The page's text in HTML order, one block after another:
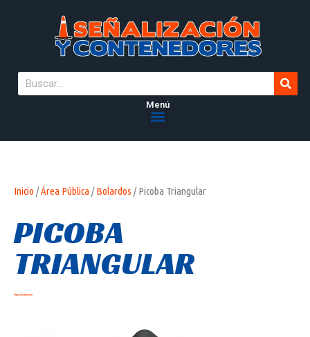
Menú
Inicio /Área Pública /Bolardos / Picoba Triangular
PICOBA
TRIANGULAR
Hay existencias